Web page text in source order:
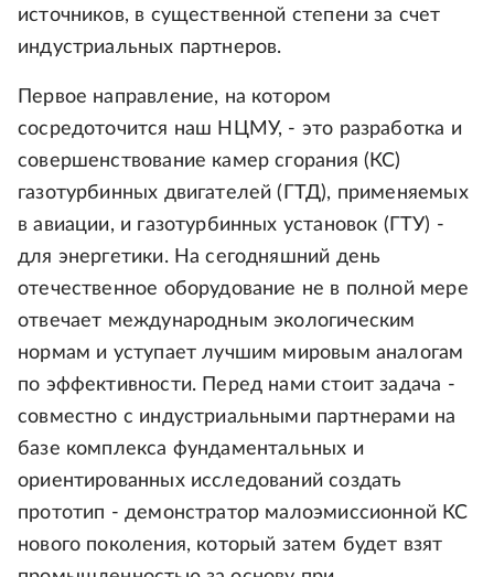
источников, в существенной степени за счет
индустриальных партнеров.
Первое направление, на котором
сосредоточится наш НЦМУ, - это разработка и
совершенствование камер сгорания (КС)
газотурбинных двигателей (ГТД), применяемых
в авиации, и газотурбинных установок (ГТУ) -
для энергетики. На сегодняшний день
отечественное оборудование не в полной мере
отвечает международным экологическим
нормам и уступает лучшим мировым аналогам
по эффективности. Перед нами стоит задача -
совместно с индустриальными партнерами на
базе комплекса фундаментальных и
ориентированных исследований создать
прототип - демонстратор малоэмиссионной КС
нового поколения, который затем будет взят